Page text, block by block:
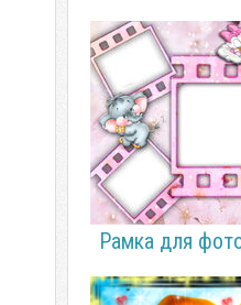
Рамка для